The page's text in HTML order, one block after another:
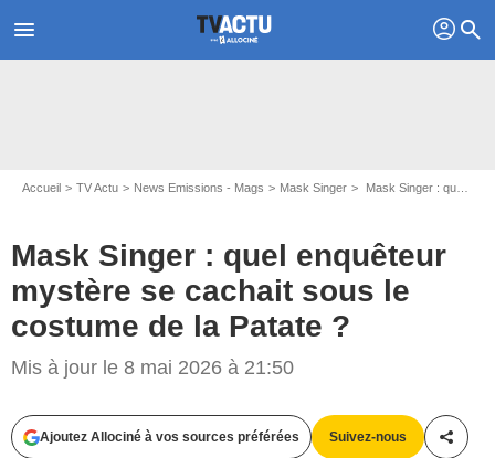
menu profil search
Accueil TV Actu News Emissions - Mags Mask Singer Mask Singer : quel enquêteur mystère se cachait sous le costume de la Patate ?
Mask Singer : quel enquêteur
mystère se cachait sous le
costume de la Patate ?
Mis à jour le 8 mai 2026 à 21:50
Ajoutez Allociné à vos sources préférées Suivez-nous